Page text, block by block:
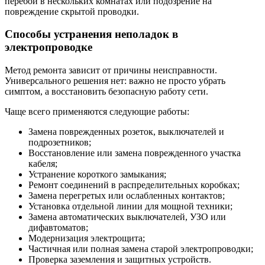
повреждение скрытой проводки.
Способы устранения неполадок в
электропроводке
Метод ремонта зависит от причины неисправности.
Универсального решения нет: важно не просто убрать
симптом, а восстановить безопасную работу сети.
Чаще всего применяются следующие работы:
Замена поврежденных розеток, выключателей и
подрозетников;
Восстановление или замена поврежденного участка
кабеля;
Устранение короткого замыкания;
Ремонт соединений в распределительных коробках;
Замена перегретых или ослабленных контактов;
Установка отдельной линии для мощной техники;
Замена автоматических выключателей, УЗО или
дифавтоматов;
Модернизация электрощита;
Частичная или полная замена старой электропроводки;
Проверка заземления и защитных устройств.